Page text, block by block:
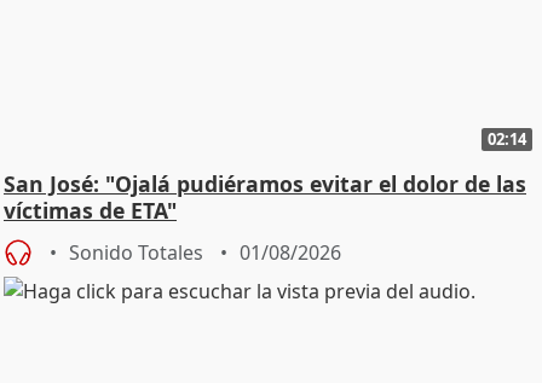
02:14
San José: "Ojalá pudiéramos evitar el dolor de las
víctimas de ETA"
Sonido Totales 01/08/2026